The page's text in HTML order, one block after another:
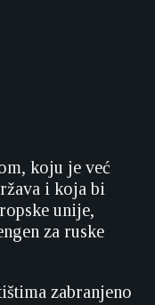
koju je već
i koja bi
unije,
za ruske
zabranjeno